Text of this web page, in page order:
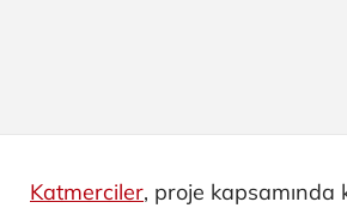
Katmerciler, proje kapsamında